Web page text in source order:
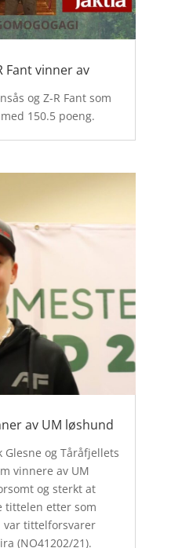
Fant vinner av
og Z-R Fant som
150.5 poeng.
av UM løshund
og Tåråfjellets
vinnere av UM
og sterkt at
tittelen etter som
var tittelforsvarer
(NO41202/21).